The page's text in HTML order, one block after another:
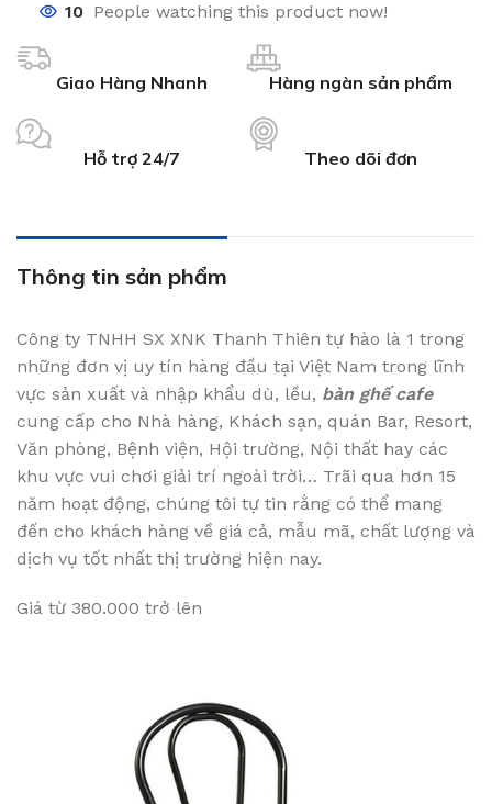
10 People watching this product now!
Giao Hàng Nhanh Hàng ngàn sản phẩm
Hỗ trợ 24/7 Theo dõi đơn
Thông tin sản phẩm
Công ty TNHH SX XNK Thanh Thiên tự hào là 1 trong
những đơn vị uy tín hàng đầu tại Việt Nam trong lĩnh
vực sản xuất và nhập khẩu dù, lều, bàn ghế cafe
cung cấp cho Nhà hàng, Khách sạn, quán Bar, Resort,
Văn phòng, Bệnh viện, Hội trường, Nội thất hay các
khu vực vui chơi giải trí ngoài trời… Trãi qua hơn 15
năm hoạt động, chúng tôi tự tin rằng có thể mang
đến cho khách hàng về giá cả, mẫu mã, chất lượng và
dịch vụ tốt nhất thị trường hiện nay.
Giá từ 380.000 trở lên